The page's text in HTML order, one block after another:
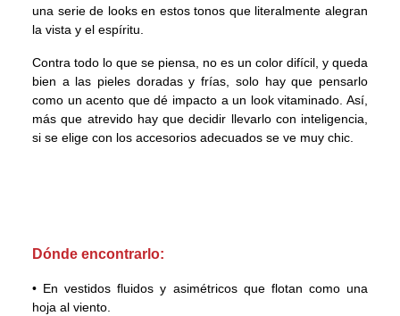
una serie de looks en estos tonos que literalmente alegran
la vista y el espíritu.
Contra todo lo que se piensa, no es un color difícil, y queda
bien a las pieles doradas y frías, solo hay que pensarlo
como un acento que dé impacto a un look vitaminado. Así,
más que atrevido hay que decidir llevarlo con inteligencia,
si se elige con los accesorios adecuados se ve muy chic.
Dónde encontrarlo:
• En vestidos fluidos y asimétricos que flotan como una
hoja al viento.